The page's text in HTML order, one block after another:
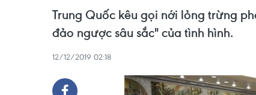
Trung Quốc kêu gọi nới lỏng trừng
đảo ngược sâu sắc" của tình hình.
12/12/2019 02:18